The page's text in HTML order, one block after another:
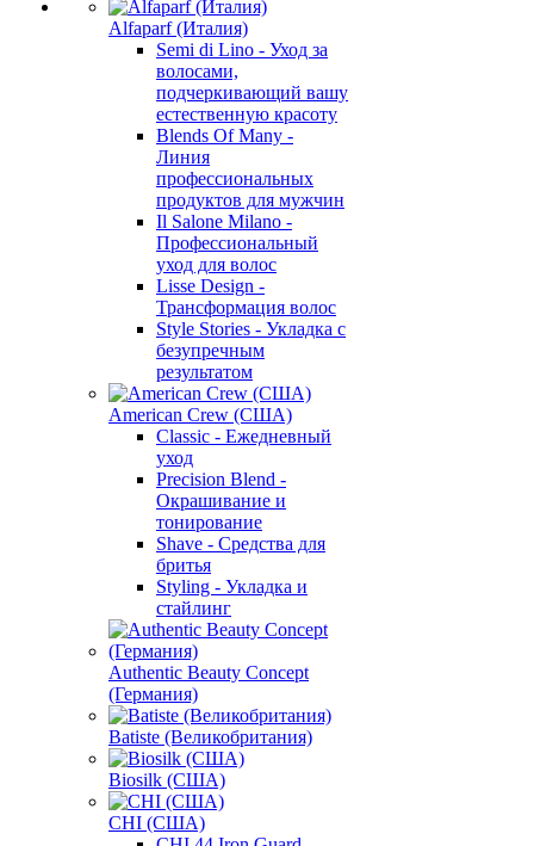
Alfaparf (Италия)
Semi di Lino - Уход за
волосами,
подчеркивающий вашу
естественную красоту
Blends Of Many -
Линия
профессиональных
продуктов для мужчин
Il Salone Milano -
Профессиональный
уход для волос
Lisse Design -
Трансформация волос
Style Stories - Укладка с
безупречным
результатом
American Crew (США)
Classic - Ежедневный
уход
Precision Blend -
Окрашивание и
тонирование
Shave - Средства для
бритья
Styling - Укладка и
стайлинг
Authentic Beauty Concept
(Германия)
Batiste (Великобритания)
Biosilk (США)
CHI (США)